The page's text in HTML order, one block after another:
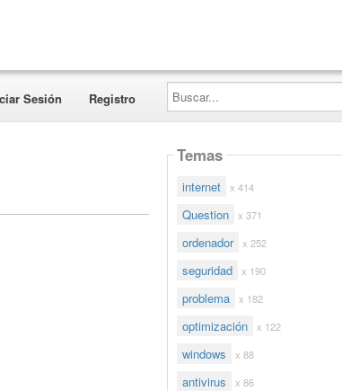
Sesión Registro
Buscar...
Temas
internet x 414
Question x 371
ordenador x 252
seguridad x 190
problema x 182
optimización x 122
windows x 88
antivirus x 86